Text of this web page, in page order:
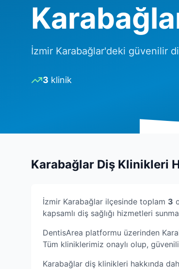
İzmir Karabağlar'deki güvenilir
3 klinik
Karabağlar Diş Klinikleri
İzmir Karabağlar ilçesinde toplam 3
kapsamlı diş sağlığı hizmetleri
DentisArea platformu üzerinden
Tüm kliniklerimiz onaylı olup,
Karabağlar diş klinikleri hakkında